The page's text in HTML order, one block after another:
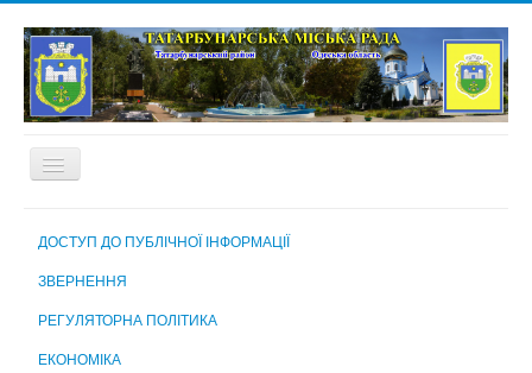
ДОСТУП ДО ПУБЛІЧНОЇ ІНФОРМАЦІЇ
ЗВЕРНЕННЯ
РЕГУЛЯТОРНА ПОЛІТИКА
ЕКОНОМІКА